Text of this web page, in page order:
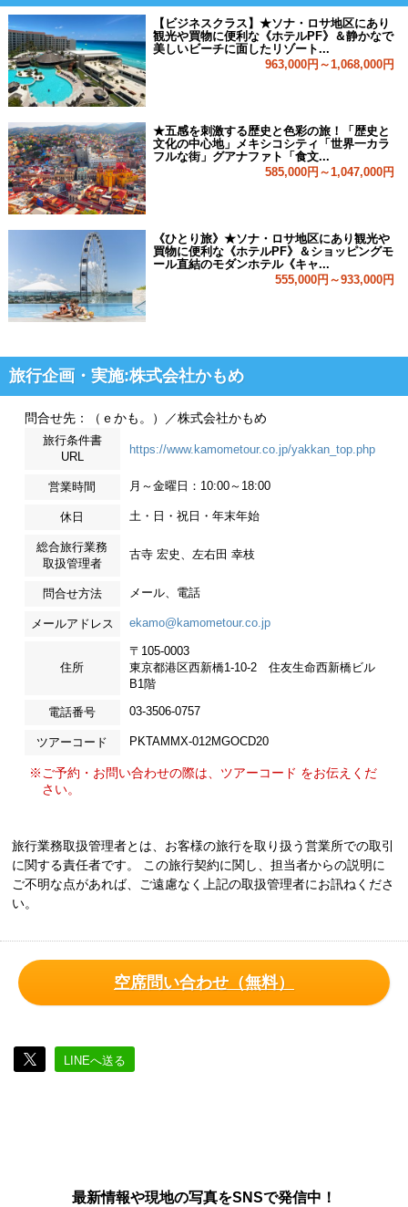
【ビジネスクラス】★ソナ・ロサ地区にあり
観光や買物に便利な《ホテルPF》＆静かなで
美しいビーチに面したリゾート...
963,000円～1,068,000円
★五感を刺激する歴史と色彩の旅！「歴史と
文化の中心地」メキシコシティ「世界一カラ
フルな街」グアナファト「食文...
585,000円～1,047,000円
《ひとり旅》★ソナ・ロサ地区にあり観光や
買物に便利な《ホテルPF》＆ショッピングモ
ール直結のモダンホテル《キャ...
555,000円～933,000円
旅行企画・実施:株式会社かもめ
問合せ先：（ｅかも。）／株式会社かもめ
旅行条件書
URL
https://www.kamometour.co.jp/yakkan_top.php
営業時間 月～金曜日：10:00～18:00
休日 土・日・祝日・年末年始
総合旅行業務
取扱管理者
古寺 宏史、左右田 幸枝
問合せ方法 メール、電話
メールアドレス ekamo@kamometour.co.jp
住所
〒105-0003
東京都港区西新橋1-10-2 住友生命西新橋ビル
B1階
電話番号 03-3506-0757
ツアーコード PKTAMMX-012MGOCD20
※ご予約・お問い合わせの際は、ツアーコード をお伝えくだ
さい。
旅行業務取扱管理者とは、お客様の旅行を取り扱う営業所での取引
に関する責任者です。 この旅行契約に関し、担当者からの説明に
ご不明な点があれば、ご遠慮なく上記の取扱管理者にお訊ねくださ
い。
空席問い合わせ（無料）
LINEへ送る
最新情報や現地の写真をSNSで発信中！